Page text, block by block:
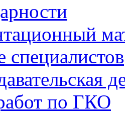
специалистов
по ГКО